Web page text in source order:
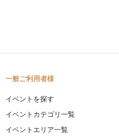
一般ご利用者様
イベントを探す
イベントカテゴリ一覧
イベントエリア一覧